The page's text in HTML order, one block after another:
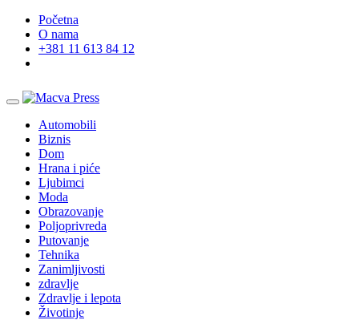
Početna
O nama
+381 11 613 84 12
Automobili
Biznis
Dom
Hrana i piće
Ljubimci
Moda
Obrazovanje
Poljoprivreda
Putovanje
Tehnika
Zanimljivosti
zdravlje
Zdravlje i lepota
Životinje